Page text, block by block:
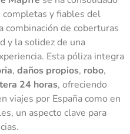
completas y fiables del
combinación de coberturas
y la solidez de una
Esta póliza integra
, daños propios, robo,
24 horas, ofreciendo
viajes por España como en
un aspecto clave para